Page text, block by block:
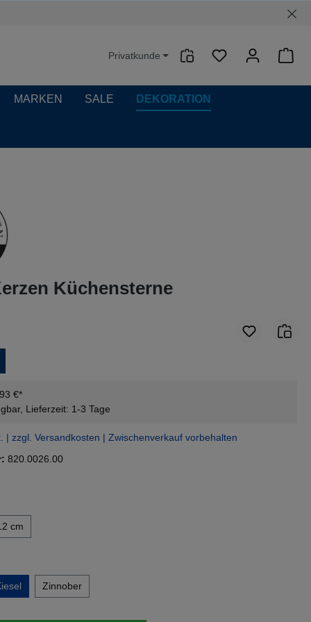
Privatkunde
MARKEN SALE DEKORATION
Küchensterne
€*
Lieferzeit: 1-3 Tage
| zzgl. Versandkosten | Zwischenverkauf vorbehalten
820.0026.00
cm
Zinnober